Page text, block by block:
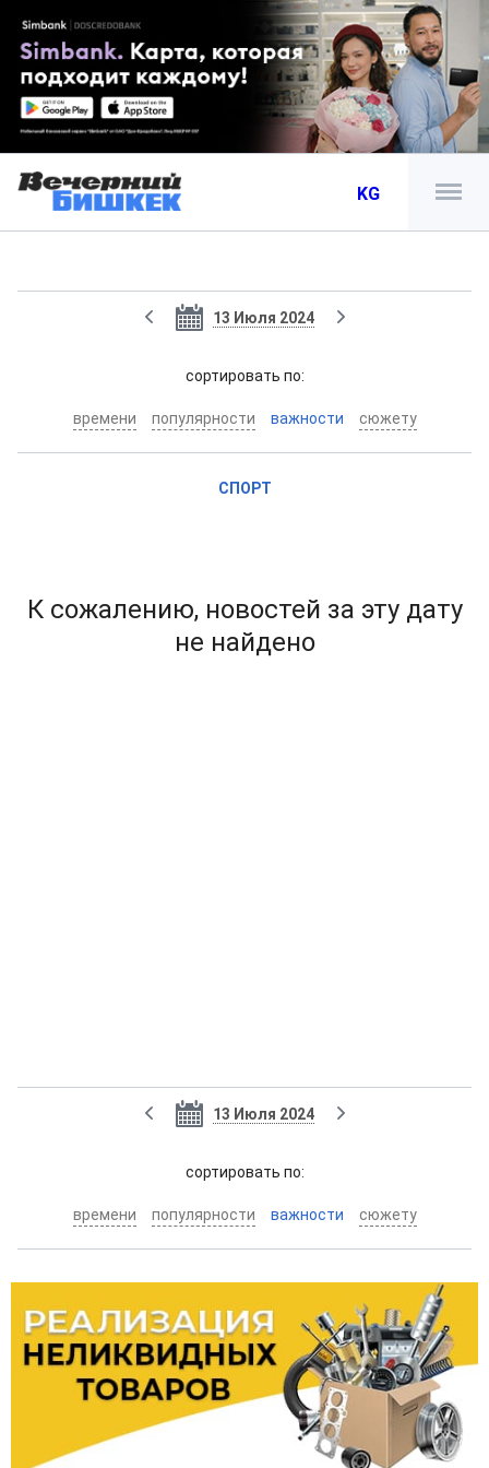
KG
13 Июля 2024
cортировать по:
времени популярности важности сюжету
СПОРТ
К сожалению, новостей за эту дату
не найдено
13 Июля 2024
cортировать по:
времени популярности важности сюжету